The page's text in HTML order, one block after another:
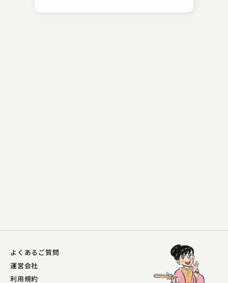
よくあるご質問
運営会社
利用規約